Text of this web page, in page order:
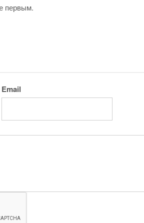
первым.
Email